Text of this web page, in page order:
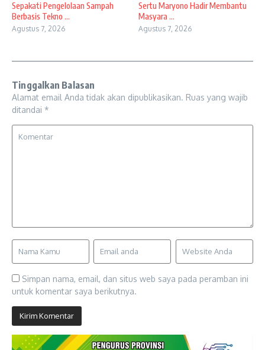
Sepakati Pengelolaan Sampah
Berbasis Tekno ...
Agustus 7, 2026
Sertu Maryono Hadir Membantu
Masyara ...
Agustus 7, 2026
Tinggalkan Balasan
Alamat email Anda tidak akan dipublikasikan. Ruas yang wajib
ditandai *
Simpan nama, email, dan situs web saya pada peramban ini
untuk komentar saya berikutnya.